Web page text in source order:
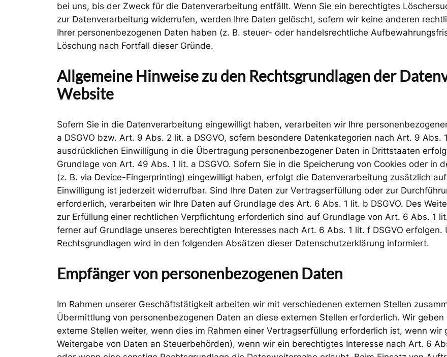
bei uns, bis der Zweck für die Datenverarbeitung entfällt. Wenn Sie ein berechtigtes
zur Datenverarbeitung widerrufen, werden Ihre Daten gelöscht, sofern wir keine anderen
Ihrer personenbezogenen Daten haben (z. B. steuer- oder handelsrechtliche
Löschung nach Fortfall dieser Gründe.
Allgemeine Hinweise zu den Rechtsgrundlagen der
Website
Sofern Sie in die Datenverarbeitung eingewilligt haben, verarbeiten wir Ihre
a DSGVO bzw. Art. 9 Abs. 2 lit. a DSGVO, sofern besondere Datenkategorien nach Art. 9 Abs.
ausdrücklichen Einwilligung in die Übertragung personenbezogener Daten in Drittstaaten
Grundlage von Art. 49 Abs. 1 lit. a DSGVO. Sofern Sie in die Speicherung von Cookies oder in
(z. B. via Device-Fingerprinting) eingewilligt haben, erfolgt die Datenverarbeitung zusätzlich
Einwilligung ist jederzeit widerrufbar. Sind Ihre Daten zur Vertragserfüllung oder zur
erforderlich, verarbeiten wir Ihre Daten auf Grundlage des Art. 6 Abs. 1 lit. b DSGVO. Des
zur Erfüllung einer rechtlichen Verpflichtung erforderlich sind auf Grundlage von Art. 6 Abs. 1
ferner auf Grundlage unseres berechtigten Interesses nach Art. 6 Abs. 1 lit. f DSGVO
Rechtsgrundlagen wird in den folgenden Absätzen dieser Datenschutzerklärung informiert.
Empfänger von personenbezogenen Daten
Im Rahmen unserer Geschäftstätigkeit arbeiten wir mit verschiedenen externen Stellen
Übermittlung von personenbezogenen Daten an diese externen Stellen erforderlich. Wir
externe Stellen weiter, wenn dies im Rahmen einer Vertragserfüllung erforderlich ist, wenn wir
Weitergabe von Daten an Steuerbehörden), wenn wir ein berechtigtes Interesse nach Art. 6